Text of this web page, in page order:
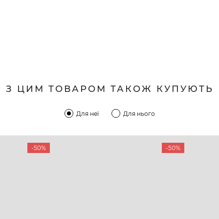
З ЦИМ ТОВАРОМ ТАКОЖ КУПУЮТЬ
Для неї Для нього
-50% -50%